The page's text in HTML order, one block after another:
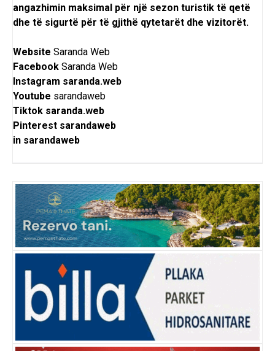
angazhimin maksimal për një sezon turistik të qetë
dhe të sigurtë për të gjithë qytetarët dhe vizitorët.
Website Saranda Web
Facebook Saranda Web
Instagram saranda.web
Youtube sarandaweb
Tiktok saranda.web
Pinterest sarandaweb
in sarandaweb